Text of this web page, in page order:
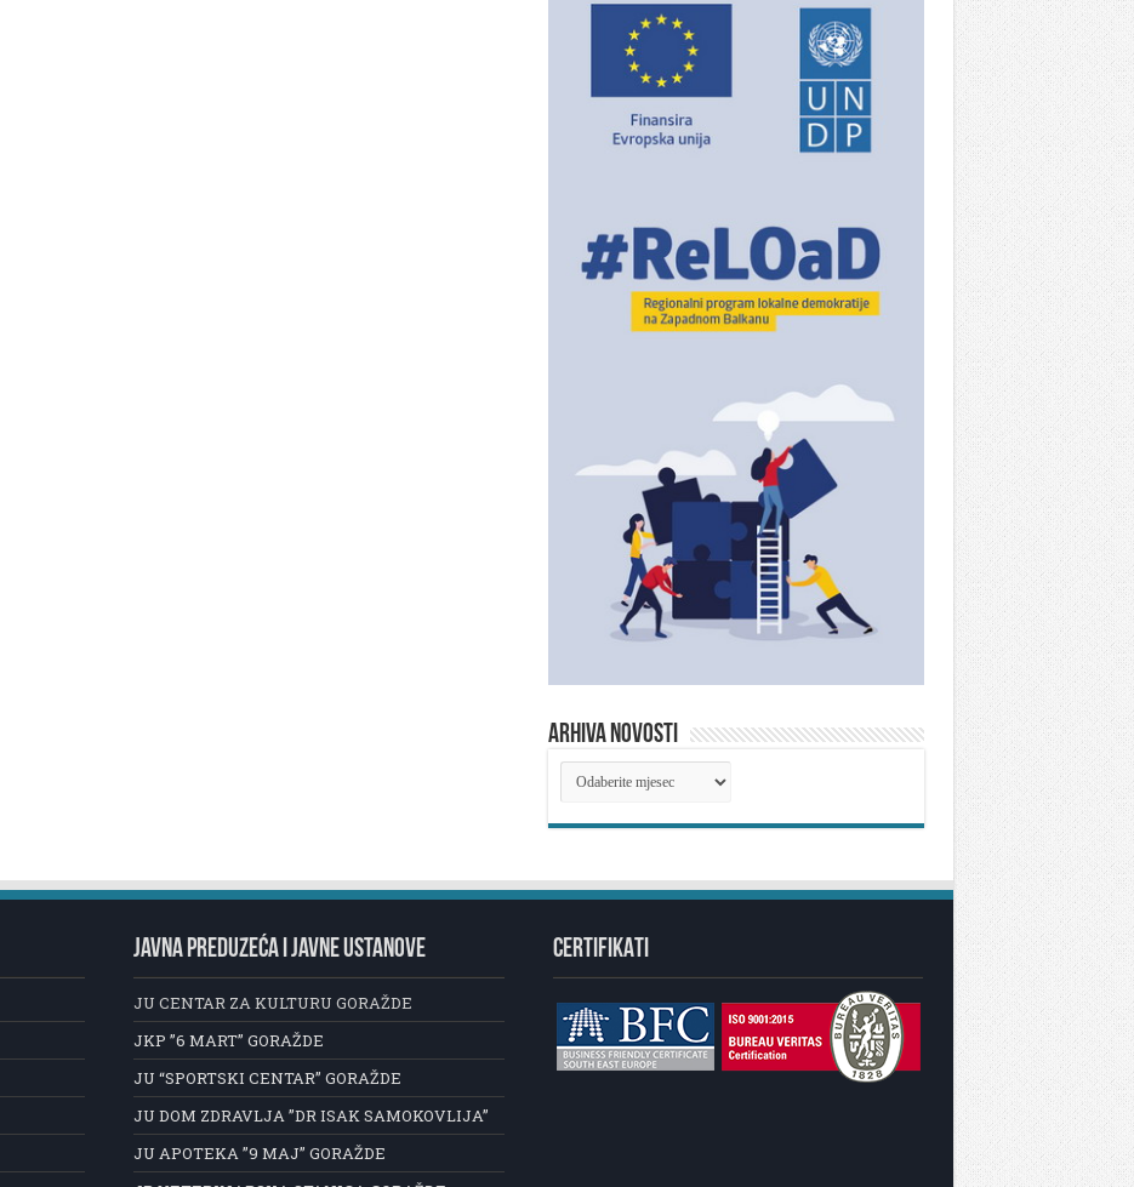
ARHIVA NOVOSTI
ARHIVA
NOVOSTI
JAVNA PREDUZEĆA I JAVNE USTANOVE
JU CENTAR ZA KULTURU GORAŽDE
JKP ”6 MART” GORAŽDE
JU “SPORTSKI CENTAR” GORAŽDE
JU DOM ZDRAVLJA ”DR ISAK SAMOKOVLIJA”
JU APOTEKA ”9 MAJ” GORAŽDE
CERTIFIKATI